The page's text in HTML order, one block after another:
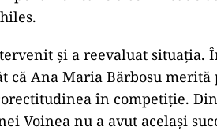
și a reevaluat
că Ana Maria Bărbosu
în competiție.
Voinea nu a avut același